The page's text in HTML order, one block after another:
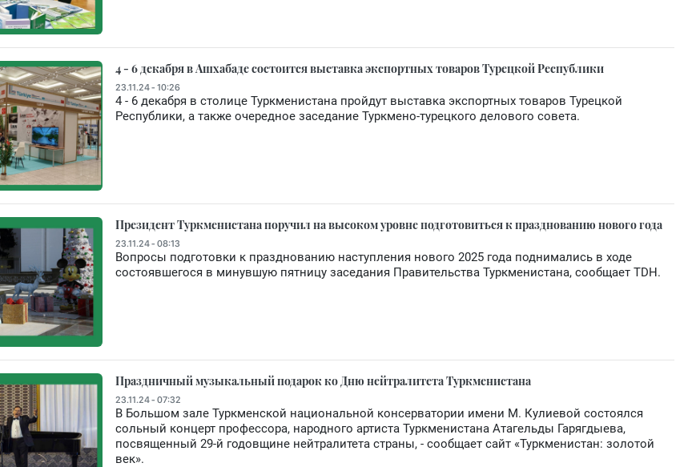
4 - 6 декабря в Ашхабаде состоится выставка экспортных товаров Турецкой Республики
23.11.24 - 10:26
4 - 6 декабря в столице Туркменистана пройдут выставка экспортных товаров Турецкой
Республики, а также очередное заседание Туркмено-турецкого делового совета.
Президент Туркменистана поручил на высоком уровне подготовиться к празднованию нового года
23.11.24 - 08:13
Вопросы подготовки к празднованию наступления нового 2025 года поднимались в ходе
состоявшегося в минувшую пятницу заседания Правительства Туркменистана, сообщает TDH.
Праздничный музыкальный подарок ко Дню нейтралитета Туркменистана
23.11.24 - 07:32
В Большом зале Туркменской национальной консерватории имени М. Кулиевой состоялся
сольный концерт профессора, народного артиста Туркменистана Атагельды Гарягдыева,
посвященный 29-й годовщине нейтралитета страны, - сообщает сайт «Туркменистан: золотой
век».